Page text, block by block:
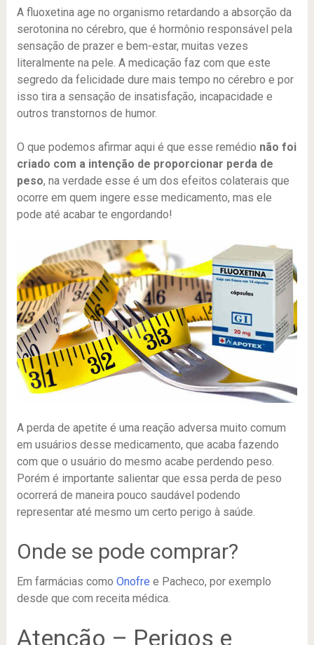
A fluoxetina age no organismo retardando a absorção da
serotonina no cérebro, que é hormônio responsável pela
sensação de prazer e bem-estar, muitas vezes
literalmente na pele. A medicação faz com que este
segredo da felicidade dure mais tempo no cérebro e por
isso tira a sensação de insatisfação, incapacidade e
outros transtornos de humor.
O que podemos afirmar aqui é que esse remédio não foi
criado com a intenção de proporcionar perda de
peso, na verdade esse é um dos efeitos colaterais que
ocorre em quem ingere esse medicamento, mas ele
pode até acabar te engordando!
A perda de apetite é uma reação adversa muito comum
em usuários desse medicamento, que acaba fazendo
com que o usuário do mesmo acabe perdendo peso.
Porém é importante salientar que essa perda de peso
ocorrerá de maneira pouco saudável podendo
representar até mesmo um certo perigo à saúde.
Onde se pode comprar?
Em farmácias como Onofre e Pacheco, por exemplo
desde que com receita médica.
Atenção – Perigos e